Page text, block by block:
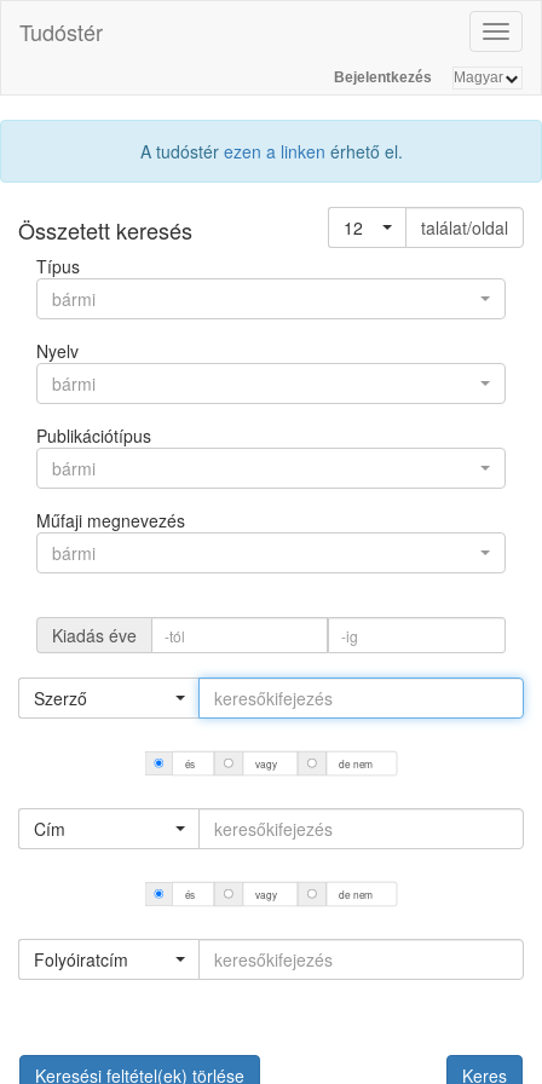
Tudóstér
Bejelentkezés
A tudóstér ezen a linken érhető el.
Összetett keresés 12
találat/oldal
Típus
bármi
Nyelv
bármi
Publikációtípus
bármi
Műfaji megnevezés
bármi
Kiadás éve
Szerző
és vagy de nem
Cím
és vagy de nem
Folyóiratcím
Keresési feltétel(ek) törlése